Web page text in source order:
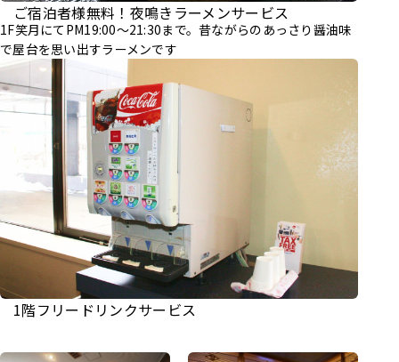
ご宿泊者様無料！夜鳴きラーメンサービス
1F笑月にてPM19:00～21:30まで。昔ながらのあっさり醤油味
で屋台を思い出すラーメンです
1階フリードリンクサービス